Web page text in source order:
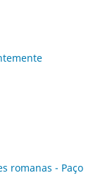
romanas - Paço